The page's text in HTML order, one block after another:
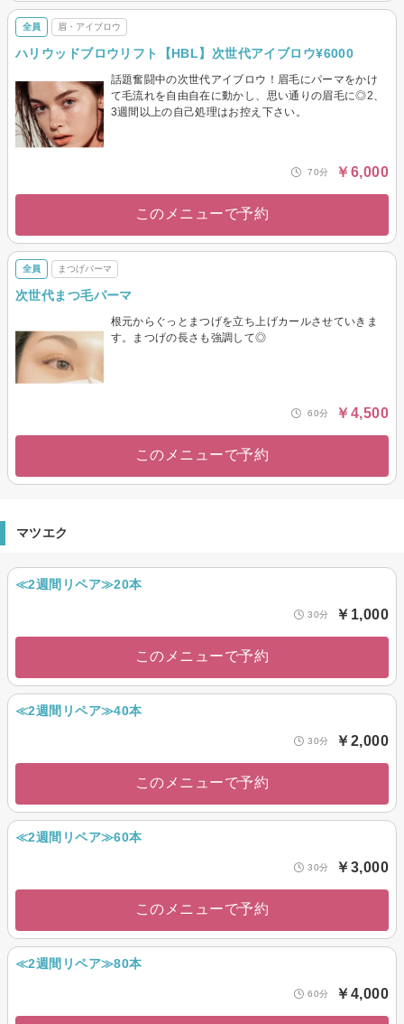
全員 眉・アイブロウ
ハリウッドブロウリフト【HBL】次世代アイブロウ¥6000
話題奮闘中の次世代アイブロウ！眉毛にパーマをかけ
て毛流れを自由自在に動かし、思い通りの眉毛に◎2、
3週間以上の自己処理はお控え下さい。
70分 ￥6,000
このメニューで予約
全員 まつげパーマ
次世代まつ毛パーマ
根元からぐっとまつげを立ち上げカールさせていきま
す。まつげの長さも強調して◎
60分 ￥4,500
このメニューで予約
マツエク
≪2週間リペア≫20本
30分 ￥1,000
このメニューで予約
≪2週間リペア≫40本
30分 ￥2,000
このメニューで予約
≪2週間リペア≫60本
30分 ￥3,000
このメニューで予約
≪2週間リペア≫80本
60分 ￥4,000